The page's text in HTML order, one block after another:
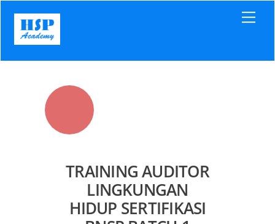
content
TRAINING AUDITOR
LINGKUNGAN
HIDUP SERTIFIKASI